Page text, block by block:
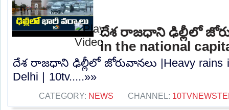
దేశ రాజధాని ఢిల్లీలో
in the national
దేశ రాజధాని ఢిల్లీలో జోరువానలు |Heavy rains
Delhi | 10tv.....»»
CATEGORY: NEWS CHANNEL: